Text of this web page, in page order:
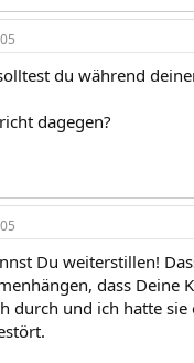
du während
dagegen?
Du weiterstillen!
dass Deine
durch und ich hatte sie